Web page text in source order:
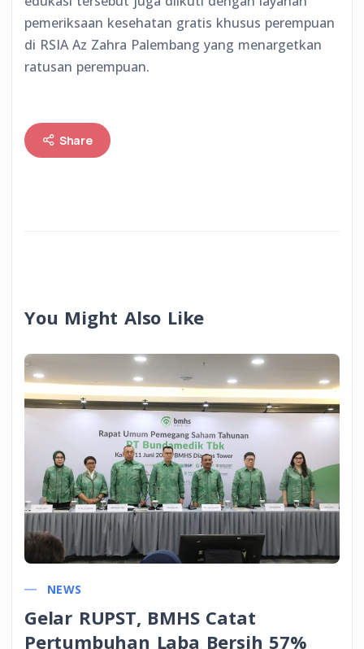
pemeriksaan kesehatan gratis khusus perempuan
di RSIA Az Zahra Palembang yang menargetkan
ratusan perempuan.
Share
You Might Also Like
NEWS
Gelar RUPST, BMHS Catat
Pertumbuhan Laba Bersih 57%